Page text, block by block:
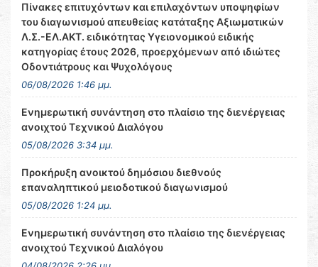
Πίνακες επιτυχόντων και επιλαχόντων υποψηφίων
του διαγωνισμού απευθείας κατάταξης Αξιωματικών
Λ.Σ.-ΕΛ.ΑΚΤ. ειδικότητας Υγειονομικού ειδικής
κατηγορίας έτους 2026, προερχόμενων από ιδιώτες
Οδοντιάτρους και Ψυχολόγους
06/08/2026 1:46 μμ.
Ενημερωτική συνάντηση στο πλαίσιο της διενέργειας
ανοιχτού Τεχνικού Διαλόγου
05/08/2026 3:34 μμ.
Προκήρυξη ανοικτού δημόσιου διεθνούς
επαναληπτικού μειοδοτικού διαγωνισμού
05/08/2026 1:24 μμ.
Ενημερωτική συνάντηση στο πλαίσιο της διενέργειας
ανοιχτού Τεχνικού Διαλόγου